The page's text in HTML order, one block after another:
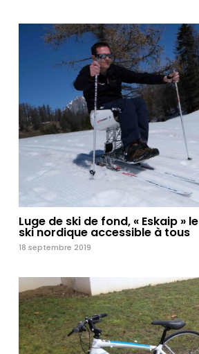
Luge de ski de fond, « Eskaip » le
ski nordique accessible à tous
18 septembre 2019